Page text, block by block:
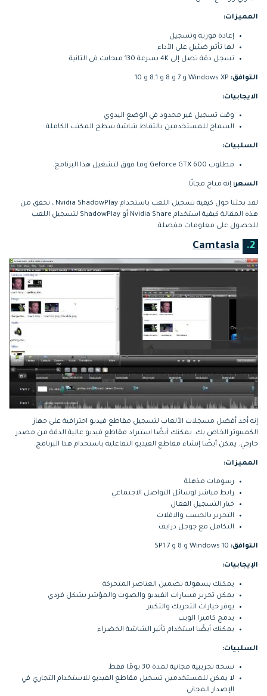
المميزات:
إعادة فورية وتسجيل
لها تأثير ضئيل على الأداء
تسجل دقة تصل إلى 4K بسرعة 130 ميجابت في الثانية
التوافق:
الايجابيات:
وقت تسجيل غير محدود في الوضع اليدوي
السماح للمستخدمين بالتقاط شاشة سطح المكتب الكاملة
السلبيات:
مطلوب Geforce GTX 600 وما فوق لتشغيل هذا البرنامج.
السعر: إنه متاح مجانًا.
لقد بحثنا حول كيفية تسجيل اللعب باستخدام Nvidia ShadowPlay ، تحقق من
هذه المقالة كيفية استخدام Nvidia Share أو ShadowPlay لتسجيل اللعب
للحصول على معلومات مفصلة.
2.
Camtasia
إنه أحد أفضل مسجلات الألعاب لتسجيل مقاطع فيديو احترافية على جهاز
الكمبيوتر الخاص بك. يمكنك أيضًا استيراد مقاطع فيديو عالية الدقة من مصدر
خارجي. يمكن أيضًا إنشاء مقاطع الفيديو التفاعلية باستخدام هذا البرنامج.
المميزات:
رسومات مذهلة
رابط مباشر لوسائل التواصل الاجتماعي
خيار التسجيل الفعال
التحرير بالحسب والافلات
التكامل مع جوجل درايف
التوافق: Windows 10 و 8 و 7 SP1
الإيجابيات:
يمكنك بسهولة تضمين العناصر المتحركة
يمكن تحرير مسارات الفيديو والصوت والمؤشر بشكل فردي
يوفر خيارات التحريك والتكبير
يدمج كاميرا الويب
يمكنك أيضًا استخدام تأثير الشاشة الخضراء
السلبيات:
نسخة تجريبية مجانية لمدة 30 يومًا فقط.
لا يمكن للمستخدمين تسجيل مقاطع الفيديو للاستخدام التجاري في
الإصدار المجاني